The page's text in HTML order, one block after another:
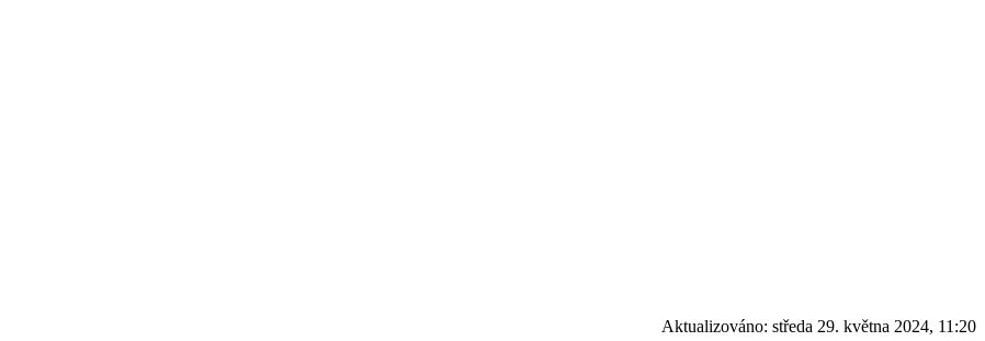
Aktualizováno: středa 29. května 2024, 11:20